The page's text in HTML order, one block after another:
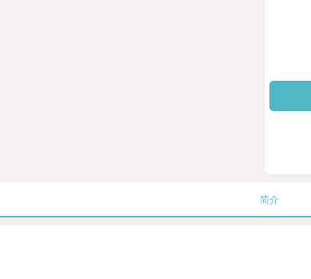
简介